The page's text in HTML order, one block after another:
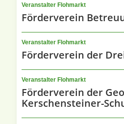
Veranstalter Flohmarkt
Förderverein
Veranstalter Flohmarkt
Förderverein der
Veranstalter Flohmarkt
Förderverein der
Kerschensteiner-